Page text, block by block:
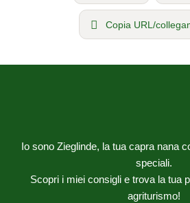
Copia URL/
Io sono Zieglinde, la tua capra nana
speciali.
Scopri i miei consigli e trova la tua
agriturismo!